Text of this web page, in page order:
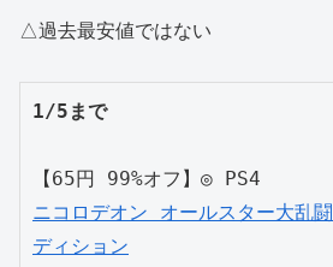
△過去最安値ではない
1/5まで
【65円 99%オフ】◎ PS4
ニコロデオン オールスター大乱
ディション